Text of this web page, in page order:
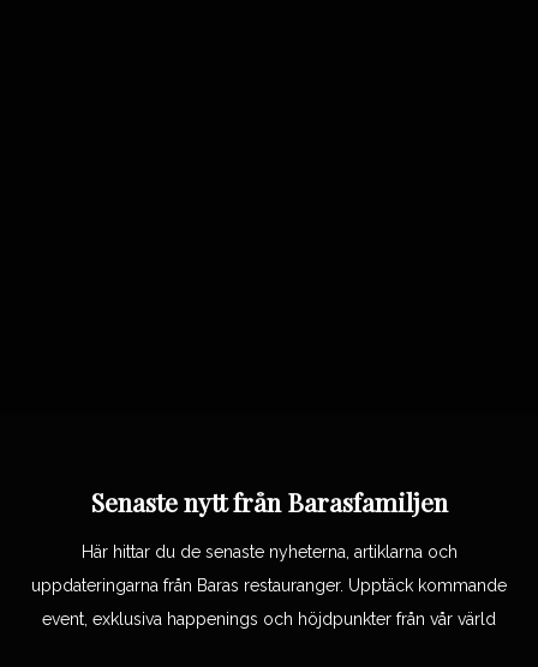
Senaste nytt från Barasfamiljen
Här hittar du de senaste nyheterna, artiklarna och
uppdateringarna från Baras restauranger. Upptäck kommande
event, exklusiva happenings och höjdpunkter från vår värld